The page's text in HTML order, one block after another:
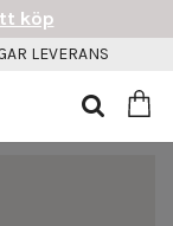
köp
LEVERANS